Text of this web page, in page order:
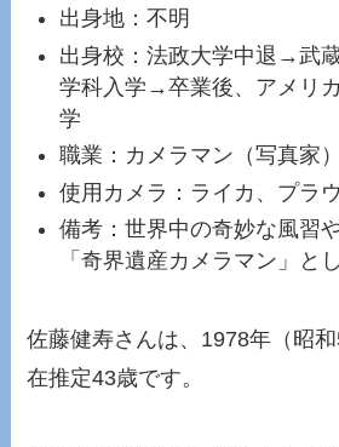
出身地：不明
出身校：法政大学中退→武
学科入学→卒業後、アメリ
学
職業：カメラマン（写真家）
使用カメラ：ライカ、プラ
備考：世界中の奇妙な風習
「奇界遺産カメラマン」と
佐藤健寿さんは、1978年（昭
在推定43歳です。